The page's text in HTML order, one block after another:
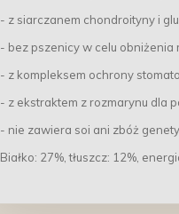
- z siarczanem chondroityny i
- bez pszenicy w celu
- z kompleksem ochrony
- z ekstraktem z rozmarynu dla
- nie zawiera soi ani zbóż
Białko: 27%, tłuszcz: 12%,